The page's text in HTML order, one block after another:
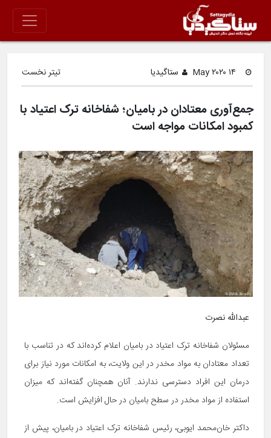
ستاگیدیا تیتر نخست
جمع‌آوری معتادان در بامیان؛ شفاخانه ترک اعتیاد با
کمبود امکانات مواجه است
عبدالله نصرت
مسئولان شفاخانه ترک اعتیاد در بامیان اعلام کرده‌اند که در تناسب با
تعداد معتادان به مواد مخدر در این ولایت، به امکانات مورد نیاز برای
درمان این افراد دسترسی ندارند. آنان همچنان گفته‌اند که میزان
استفاده از مواد مخدر در سطح بامیان در حال افزایش است.
داکتر خان‌محمد ایوبی، رئیس شفاخانه ترک اعتیاد در بامیان، پیش از